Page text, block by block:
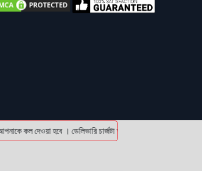
কল দেওয়া হবে । ডেলিভারি চার্জটা অগ্রিম (bKash/Nagad: